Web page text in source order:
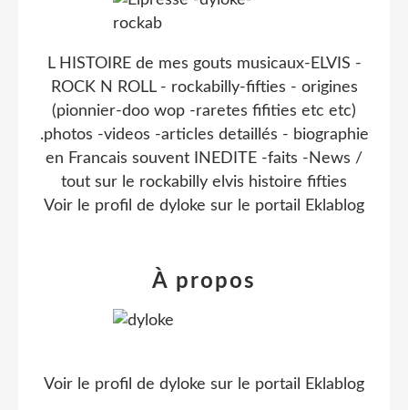
L HISTOIRE de mes gouts musicaux-ELVIS -
ROCK N ROLL - rockabilly-fifties - origines
(pionnier-doo wop -raretes fifities etc etc)
.photos -videos -articles detaillés - biographie
en Francais souvent INEDITE -faits -News /
tout sur le rockabilly elvis histoire fifties
Voir le profil de dyloke sur le portail Eklablog
À propos
Voir le profil de dyloke sur le portail Eklablog